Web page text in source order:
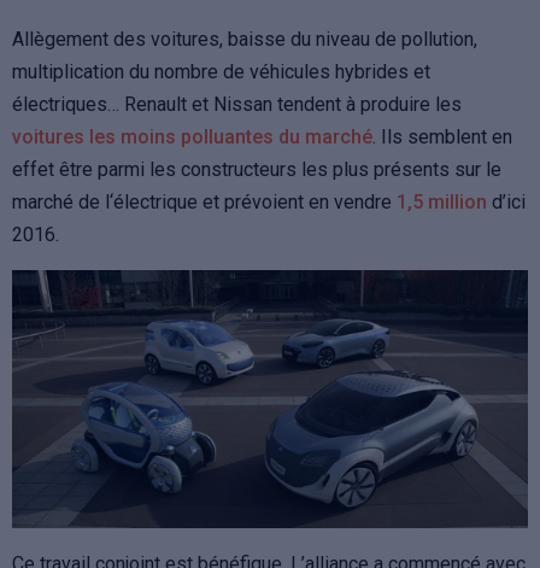
Allègement des voitures, baisse du niveau de pollution,
multiplication du nombre de véhicules hybrides et
électriques… Renault et Nissan tendent à produire les
voitures les moins polluantes du marché . Ils semblent en
effet être parmi les constructeurs les plus présents sur le
marché de l‘électrique et prévoient en vendre 1,5 million d’ici
2016.
Ce travail conjoint est bénéfique. L’alliance a commencé avec